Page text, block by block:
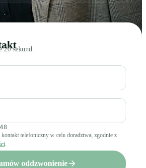
20 sekund.
kontakt telefoniczny w celu doradztwa, zgodnie z
.
oddzwonienie